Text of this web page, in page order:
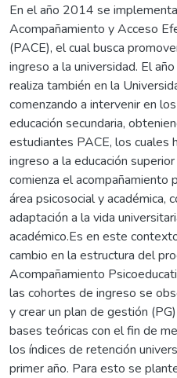
En el año 2014 se
Acompañamiento y Acceso
(PACE), el cual busca
ingreso a la universidad. El
realiza también en la
comenzando a intervenir en
educación secundaria,
estudiantes PACE, los cuales
ingreso a la educación
comienza el
área psicosocial y académica,
adaptación a la vida
académico.Es en este
cambio en la estructura del
Acompañamiento
las cohortes de ingreso se
y crear un plan de gestión
bases teóricas con el fin de
los índices de retención
primer año. Para esto se